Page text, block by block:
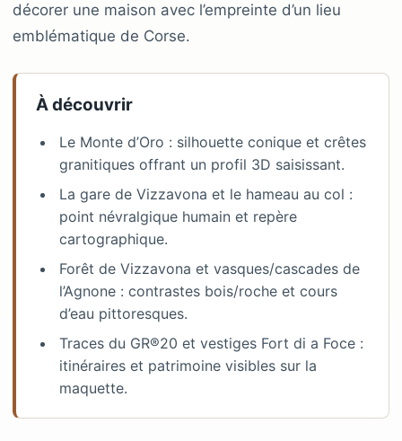
décorer une maison avec l’empreinte d’un lieu
emblématique de Corse.
À découvrir
Le Monte d’Oro : silhouette conique et crêtes
granitiques offrant un profil 3D saisissant.
La gare de Vizzavona et le hameau au col :
point névralgique humain et repère
cartographique.
Forêt de Vizzavona et vasques/cascades de
l’Agnone : contrastes bois/roche et cours
d’eau pittoresques.
Traces du GR®20 et vestiges Fort di a Foce :
itinéraires et patrimoine visibles sur la
maquette.